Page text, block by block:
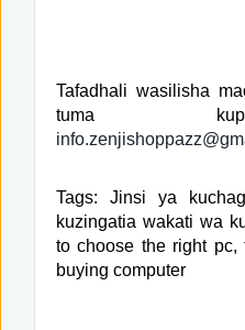
Tafadhali wasilisha
tuma
Tags: Jinsi ya
kuzingatia wakati wa
to choose the right pc,
buying computer